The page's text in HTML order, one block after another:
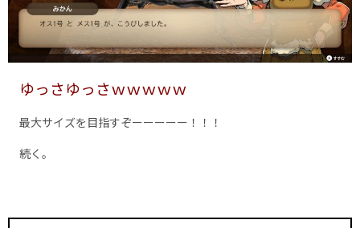
ゆっさゆっさｗｗｗｗｗ
最大サイズを目指すぞーーーーー！！！
続く。